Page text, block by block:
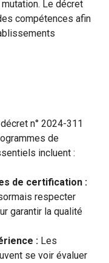
Le décret
compétences afin
n° 2024-311
de
incluent :
de certification :
respecter
garantir la qualité
: Les
se voir évaluer